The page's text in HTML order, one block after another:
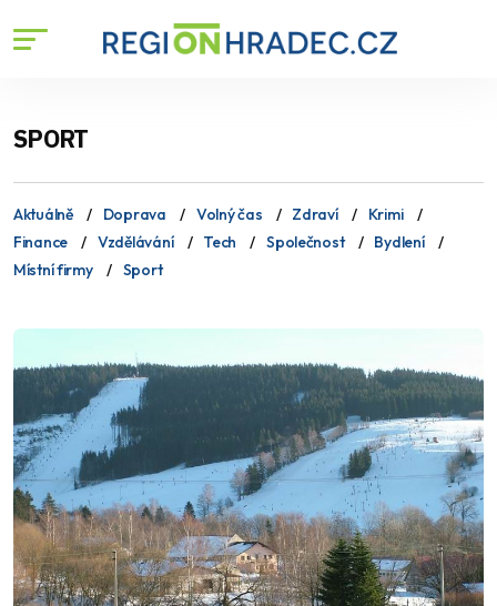
SPORT
Aktuálně Doprava Volný čas Zdraví
Krimi
Finance
Vzdělávání Tech Společnost
Bydlení
Místní firmy
Sport